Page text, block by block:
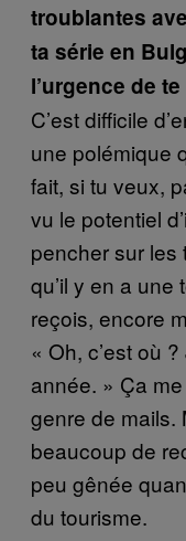
troublantes
ta série en
l’urgence de
C’est difficile
une polémique
fait, si tu veux,
vu le potentiel
pencher sur les
qu’il y en a
reçois, encore
« Oh, c’est où
année. » Ça
genre de mails.
beaucoup de
peu gênée
du tourisme.